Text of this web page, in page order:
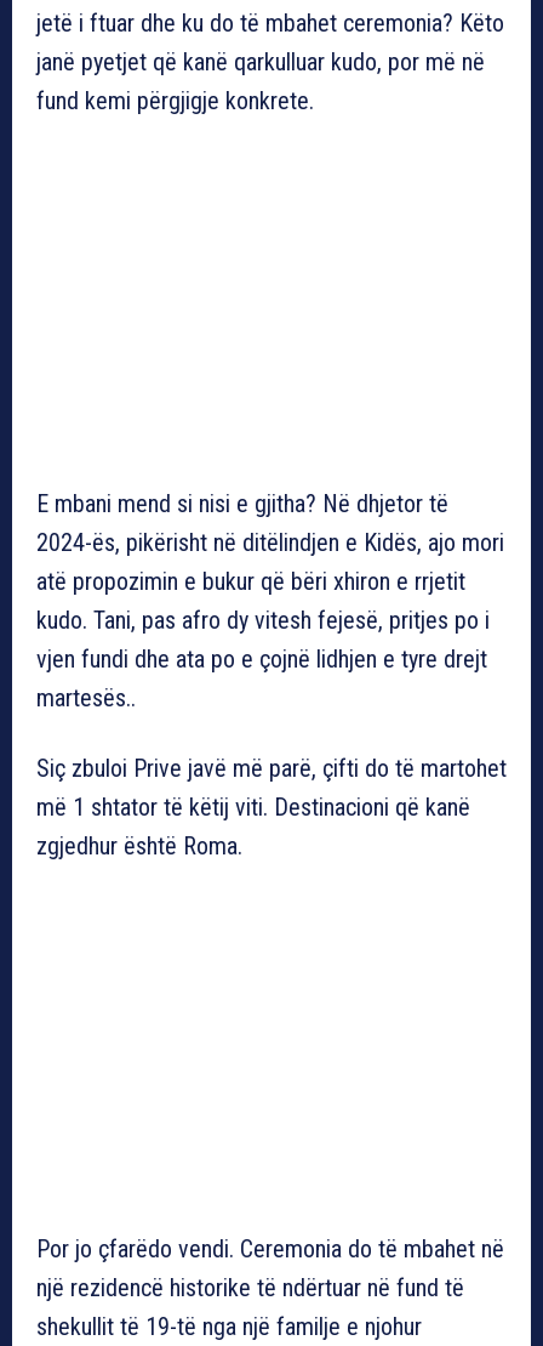
jetë i ftuar dhe ku do të mbahet ceremonia? Këto
janë pyetjet që kanë qarkulluar kudo, por më në
fund kemi përgjigje konkrete.
E mbani mend si nisi e gjitha? Në dhjetor të
2024-ës, pikërisht në ditëlindjen e Kidës, ajo mori
atë propozimin e bukur që bëri xhiron e rrjetit
kudo. Tani, pas afro dy vitesh fejesë, pritjes po i
vjen fundi dhe ata po e çojnë lidhjen e tyre drejt
martesës..
Siç zbuloi Prive javë më parë, çifti do të martohet
më 1 shtator të këtij viti. Destinacioni që kanë
zgjedhur është Roma.
Por jo çfarëdo vendi. Ceremonia do të mbahet në
një rezidencë historike të ndërtuar në fund të
shekullit të 19-të nga një familje e njohur